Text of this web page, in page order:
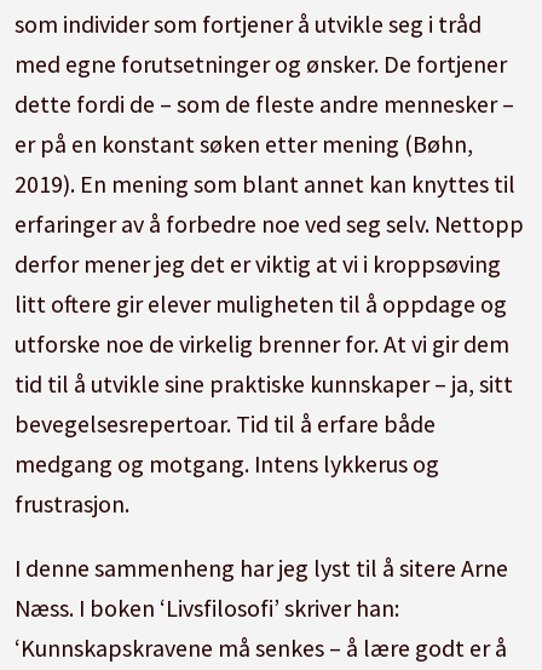
som individer som fortjener å utvikle seg i tråd
med egne forutsetninger og ønsker. De fortjener
dette fordi de – som de fleste andre mennesker –
er på en konstant søken etter mening (Bøhn,
2019). En mening som blant annet kan knyttes til
erfaringer av å forbedre noe ved seg selv. Nettopp
derfor mener jeg det er viktig at vi i kroppsøving
litt oftere gir elever muligheten til å oppdage og
utforske noe de virkelig brenner for. At vi gir dem
tid til å utvikle sine praktiske kunnskaper – ja, sitt
bevegelsesrepertoar. Tid til å erfare både
medgang og motgang. Intens lykkerus og
frustrasjon.
I denne sammenheng har jeg lyst til å sitere Arne
Næss. I boken ‘Livsfilosofi’ skriver han:
‘Kunnskapskravene må senkes – å lære godt er å